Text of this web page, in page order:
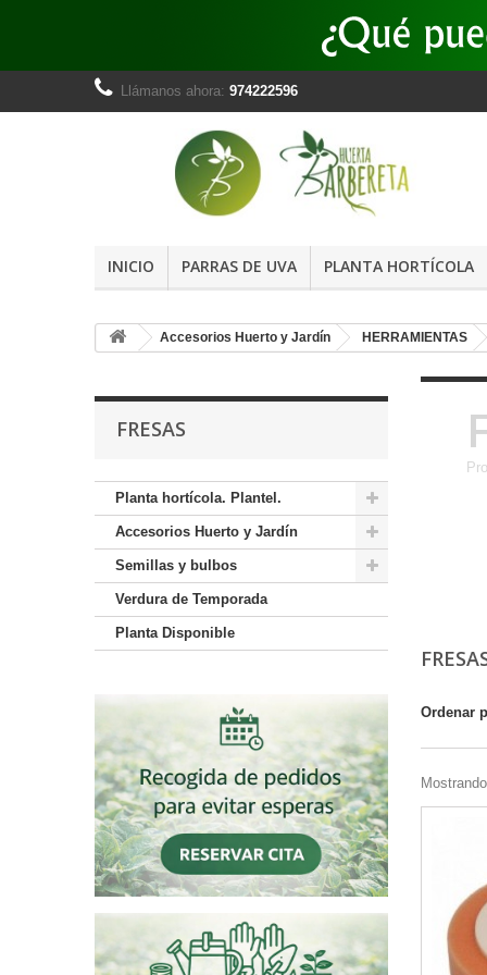
Llámanos ahora: 974222596
INICIO PARRAS DE UVA PLANTA HORTÍCOLA
Accesorios Huerto y Jardín HERRAMIENTAS
FRESAS
Planta hortícola. Plantel.
Accesorios Huerto y Jardín
Semillas y bulbos
Verdura de Temporada
Planta Disponible
Ordenar